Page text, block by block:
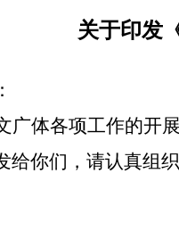
关于印发
广体各项工作的开
给你们，请认真组